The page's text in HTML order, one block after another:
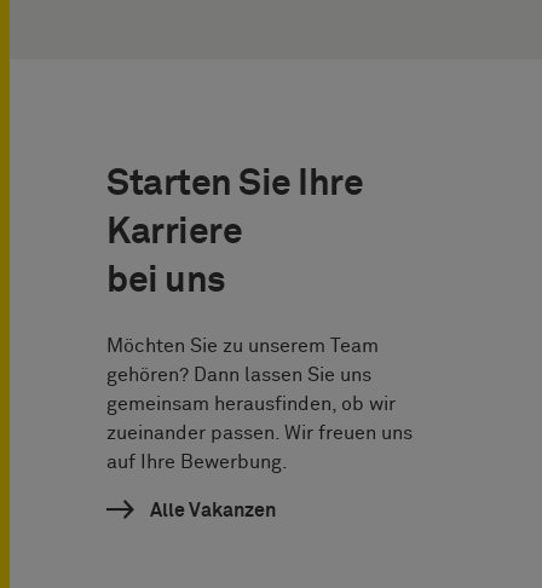
Starten Sie Ihre
Karriere
bei uns
Möchten Sie zu unserem Team
gehören? Dann lassen Sie uns
gemeinsam herausfinden, ob wir
zueinander passen. Wir freuen uns
auf Ihre Bewerbung.
Alle Vakanzen